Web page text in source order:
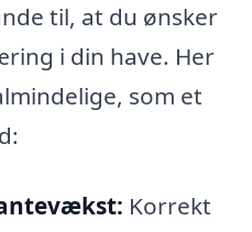
til, at du ønsker
i din have. Her
som et
Korrekt